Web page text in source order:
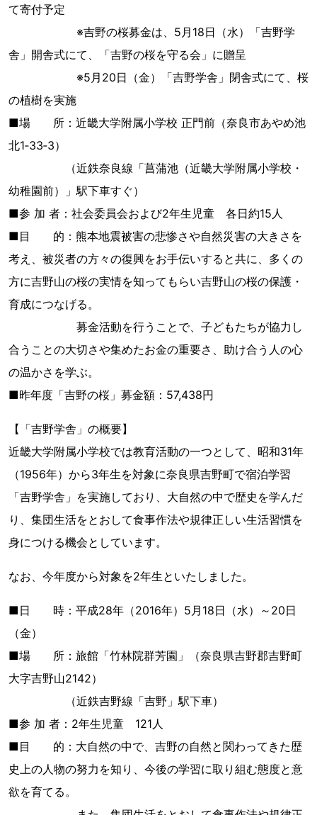
て寄付予定
※吉野の桜募金は、5月18日（水）「吉野学
舎」開舎式にて、「吉野の桜を守る会」に贈呈
※5月20日（金）「吉野学舎」閉舎式にて、桜
の植樹を実施
■場 所：近畿大学附属小学校 正門前（奈良市あやめ池
北1‐33‐3）
（近鉄奈良線「菖蒲池（近畿大学附属小学校・
幼稚園前）」駅下車すぐ）
■参 加 者：社会委員会および2年生児童 各日約15人
■目 的：熊本地震被害の悲惨さや自然災害の大きさを
考え、被災者の方々の復興をお手伝いすると共に、多くの
方に吉野山の桜の実情を知ってもらい吉野山の桜の保護・
育成につなげる。
募金活動を行うことで、子どもたちが協力し
合うことの大切さや集めたお金の重要さ、助け合う人の心
の温かさを学ぶ。
■昨年度「吉野の桜」募金額：57,438円
【「吉野学舎」の概要】
近畿大学附属小学校では教育活動の一つとして、昭和31年
（1956年）から3年生を対象に奈良県吉野町で宿泊学習
「吉野学舎」を実施しており、大自然の中で歴史を学んだ
り、集団生活をとおして食事作法や規律正しい生活習慣を
身につける機会としています。
なお、今年度から対象を2年生といたしました。
■日 時：平成28年（2016年）5月18日（水）～20日
（金）
■場 所：旅館「竹林院群芳園」（奈良県吉野郡吉野町
大字吉野山2142）
（近鉄吉野線「吉野」駅下車）
■参 加 者：2年生児童 121人
■目 的：大自然の中で、吉野の自然と関わってきた歴
史上の人物の努力を知り、今後の学習に取り組む態度と意
欲を育てる。